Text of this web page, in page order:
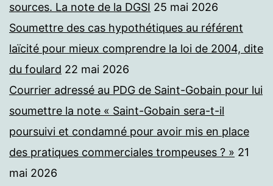
sources. La note de la DGSI 25 mai 2026
Soumettre des cas hypothétiques au référent
laïcité pour mieux comprendre la loi de 2004, dite
du foulard 22 mai 2026
Courrier adressé au PDG de Saint-Gobain pour lui
soumettre la note « Saint-Gobain sera-t-il
poursuivi et condamné pour avoir mis en place
des pratiques commerciales trompeuses ? » 21
mai 2026